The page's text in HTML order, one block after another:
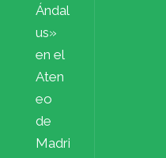
Ándal
us»
en el
Aten
eo
de
Madri